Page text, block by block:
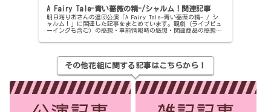
A Fairy Tale-青い薔薇の精-/シャルム！関連記事
明日海りおさんの退団公演「A Fairy Tale-青い薔薇の精- / シ
ャルム！」に関連した記事をまとめています。観劇（ライブビュ
ーイングも含む）の感想・事前情報時の感想・関連商品の感想な
その他花組に関する記事はこちらから！